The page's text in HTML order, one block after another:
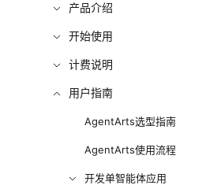
产品介绍
开始使用
计费说明
用户指南
AgentArts选型指南
AgentArts使用流程
开发单智能体应用